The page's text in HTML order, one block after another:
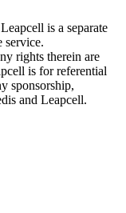
is a separate
service.
rights therein are
is for referential
sponsorship,
and Leapcell.